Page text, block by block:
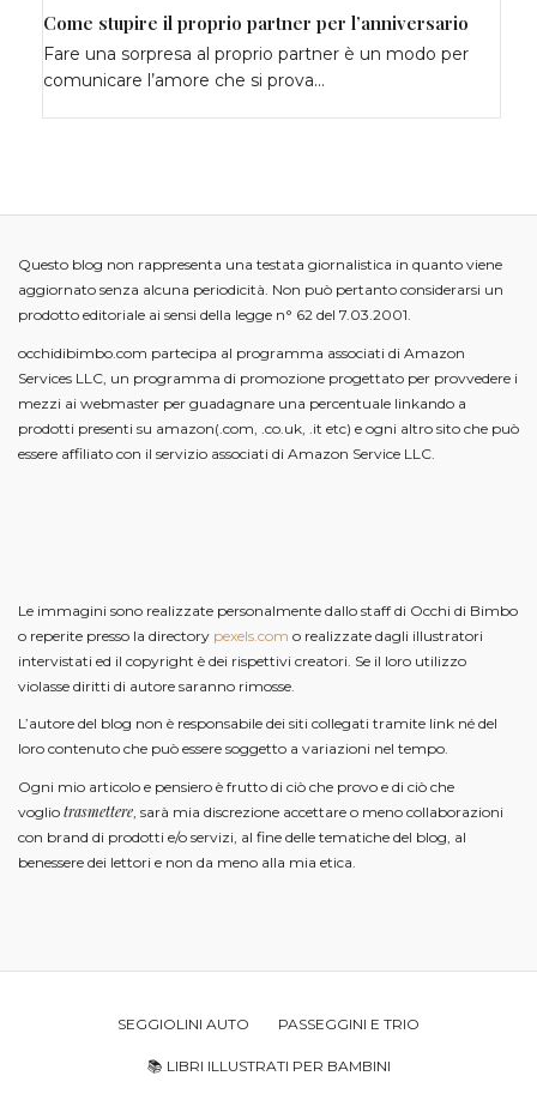
Come stupire il proprio partner per l’anniversario
Fare una sorpresa al proprio partner è un modo per
comunicare l’amore che si prova…
Questo blog non rappresenta una testata giornalistica in quanto viene
aggiornato senza alcuna periodicità. Non può pertanto considerarsi un
prodotto editoriale ai sensi della legge n° 62 del 7.03.2001.
occhidibimbo.com partecipa al programma associati di Amazon
Services LLC, un programma di promozione progettato per provvedere i
mezzi ai webmaster per guadagnare una percentuale linkando a
prodotti presenti su amazon(.com, .co.uk, .it etc) e ogni altro sito che può
essere affiliato con il servizio associati di Amazon Service LLC.
Le immagini sono realizzate personalmente dallo staff di Occhi di Bimbo
o reperite presso la directory pexels.com o realizzate dagli illustratori
intervistati ed il copyright è dei rispettivi creatori. Se il loro utilizzo
violasse diritti di autore saranno rimosse.
L’autore del blog non è responsabile dei siti collegati tramite link né del
loro contenuto che può essere soggetto a variazioni nel tempo.
Ogni mio articolo e pensiero è frutto di ciò che provo e di ciò che
voglio trasmettere , sarà mia discrezione accettare o meno collaborazioni
con brand di prodotti e/o servizi, al fine delle tematiche del blog, al
benessere dei lettori e non da meno alla mia etica.
SEGGIOLINI AUTO PASSEGGINI E TRIO
📚 LIBRI ILLUSTRATI PER BAMBINI